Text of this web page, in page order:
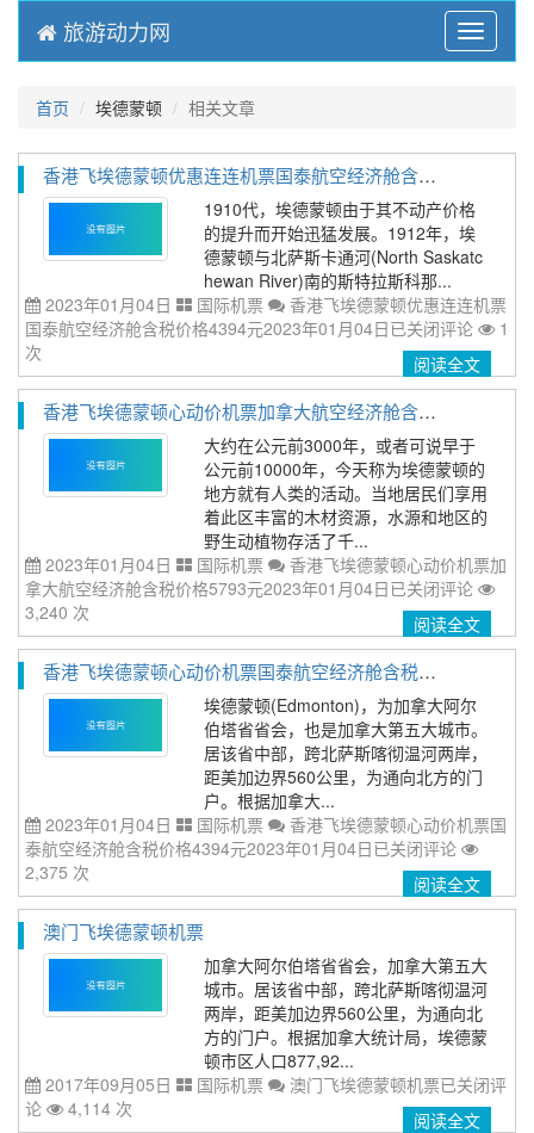
Menu
旅游动力网
首页 埃德蒙顿 相关文章
香港飞埃德蒙顿优惠连连机票国泰航空经济舱含税价格4394元2023年01月04日
1910代，埃德蒙顿由于其不动产价格
的提升而开始迅猛发展。1912年，埃
德蒙顿与北萨斯卡通河(North Saskatc
hewan River)南的斯特拉斯科那...
2023年01月04日
国际机票
香港飞埃德蒙顿优惠连连机票
国泰航空经济舱含税价格4394元2023年01月04日已关闭评论
1
次
阅读全文
香港飞埃德蒙顿心动价机票加拿大航空经济舱含税价格5793元2023年01月04日
大约在公元前3000年，或者可说早于
公元前10000年，今天称为埃德蒙顿的
地方就有人类的活动。当地居民们享用
着此区丰富的木材资源，水源和地区的
野生动植物存活了千...
2023年01月04日
国际机票
香港飞埃德蒙顿心动价机票加
拿大航空经济舱含税价格5793元2023年01月04日已关闭评论
3,240 次
阅读全文
香港飞埃德蒙顿心动价机票国泰航空经济舱含税价格4394元2023年01月04日
埃德蒙顿(Edmonton)，为加拿大阿尔
伯塔省省会，也是加拿大第五大城市。
居该省中部，跨北萨斯喀彻温河两岸，
距美加边界560公里，为通向北方的门
户。根据加拿大...
2023年01月04日
国际机票
香港飞埃德蒙顿心动价机票国
泰航空经济舱含税价格4394元2023年01月04日已关闭评论
2,375 次
阅读全文
澳门飞埃德蒙顿机票
加拿大阿尔伯塔省省会，加拿大第五大
城市。居该省中部，跨北萨斯喀彻温河
两岸，距美加边界560公里，为通向北
方的门户。根据加拿大统计局，埃德蒙
顿市区人口877,92...
2017年09月05日
国际机票 澳门飞埃德蒙顿机票已关闭评
论
4,114 次 阅读全文